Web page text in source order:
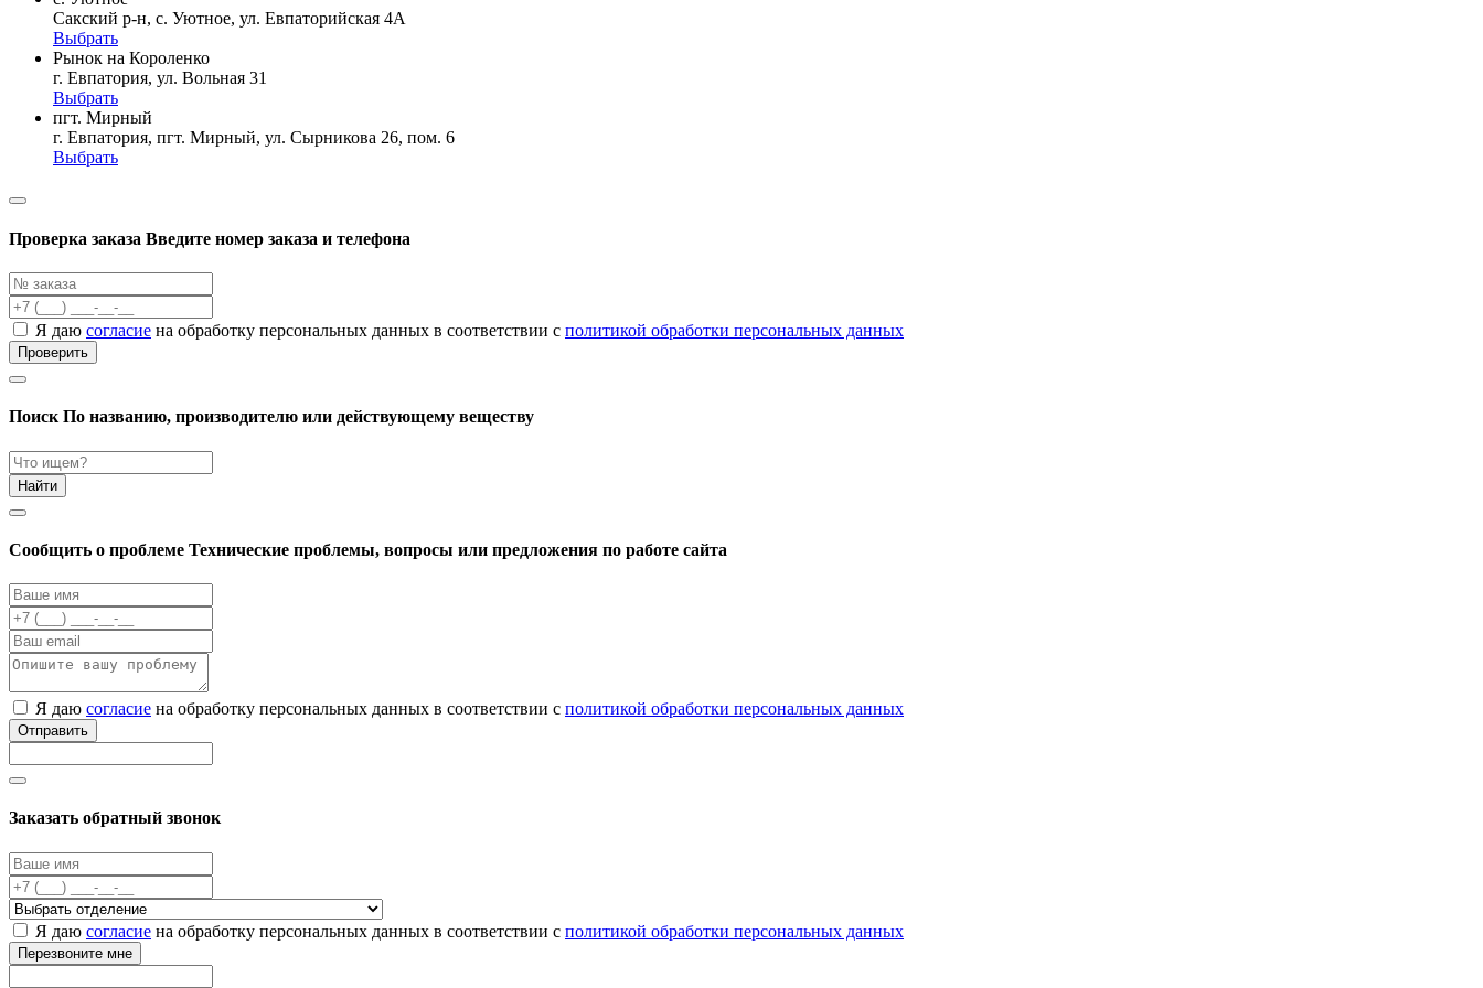
Сакский р-н, с. Уютное, ул. Евпаторийская 4А
Выбрать
Рынок на Короленко
г. Евпатория, ул. Вольная 31
Выбрать
пгт. Мирный
г. Евпатория, пгт. Мирный, ул. Сырникова 26, пом. 6
Выбрать
Проверка заказа Введите номер заказа и телефона
Я даю согласие на обработку персональных данных в соответствии с политикой обработки персональных данных
Проверить
Поиск По названию, производителю или действующему веществу
Найти
Cообщить о проблеме Технические проблемы, вопросы или предложения по работе сайта
Я даю согласие на обработку персональных данных в соответствии с политикой обработки персональных данных
Отправить
Заказать обратный звонок
Я даю согласие на обработку персональных данных в соответствии с политикой обработки персональных данных
Перезвоните мне